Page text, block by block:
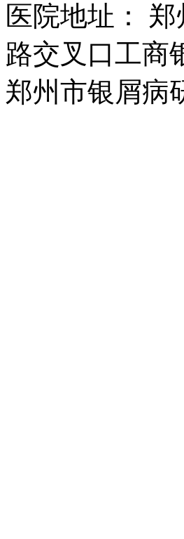
医院地址：
路交叉口工商
郑州市银屑病